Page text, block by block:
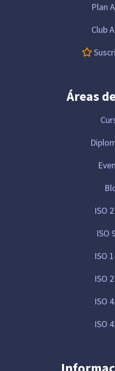
Plan
Club
Áreas
ISO
ISO
ISO
ISO
ISO
ISO